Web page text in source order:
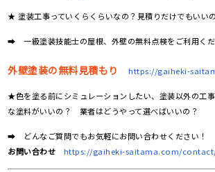
★ 塗装工事っていくらくらいなの？見積りだけでもいい
➡ 一級塗装技能士の屋根、外壁の無料点検をご利用くだ
外壁塗装の無料見積もり https://gaiheki-
★色を塗る前にシミュレーションしたい、塗装以外の
な塗料がいいの？ 業者はどうやって選べばいいの？
➡ どんなご質問でもお気軽にお問い合わせください！
お問い合わせ
https://gaiheki-saitama.com/